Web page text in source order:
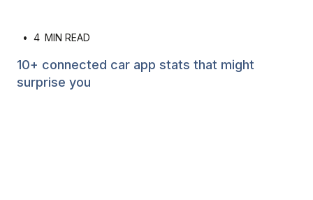
• 4 MIN READ
10+ connected car app stats that might
surprise you